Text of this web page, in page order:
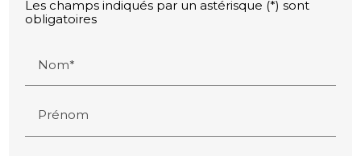
Les champs indiqués par un astérisque (*) sont
obligatoires
Nom*
Prénom